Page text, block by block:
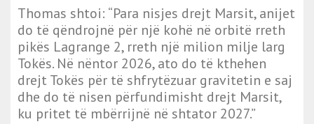
Thomas shtoi: “Para nisjes drejt Marsit, anijet
do të qëndrojnë për një kohë në orbitë rreth
pikës Lagrange 2, rreth një milion milje larg
Tokës. Në nëntor 2026, ato do të kthehen
drejt Tokës për të shfrytëzuar gravitetin e saj
dhe do të nisen përfundimisht drejt Marsit,
ku pritet të mbërrijnë në shtator 2027.”